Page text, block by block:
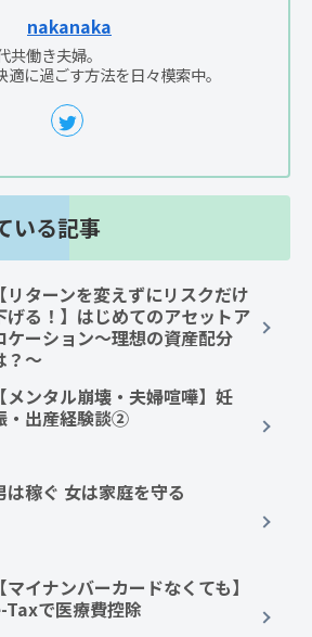
nakanaka
働き夫婦。
に過ごす方法を日々模索中。
いる記事
【リターンを変えずにリスクだけ
げる！】はじめてのアセットア
ケーション～理想の資産配分
？～
【メンタル崩壊・夫婦喧嘩】妊
・出産経験談②
は稼ぐ 女は家庭を守る
【マイナンバーカードなくても】
Taxで医療費控除